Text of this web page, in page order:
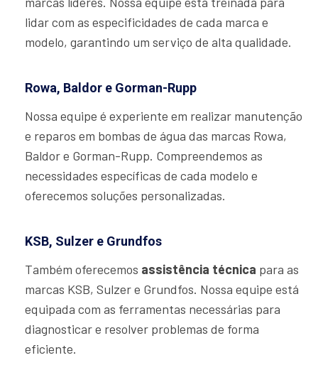
lidar com as especificidades de cada marca e
modelo, garantindo um serviço de alta qualidade.
Rowa, Baldor e Gorman-Rupp
Nossa equipe é experiente em realizar manutenção
e reparos em bombas de água das marcas Rowa,
Baldor e Gorman-Rupp. Compreendemos as
necessidades específicas de cada modelo e
oferecemos soluções personalizadas.
KSB, Sulzer e Grundfos
Também oferecemos assistência técnica para as
marcas KSB, Sulzer e Grundfos. Nossa equipe está
equipada com as ferramentas necessárias para
diagnosticar e resolver problemas de forma
eficiente.